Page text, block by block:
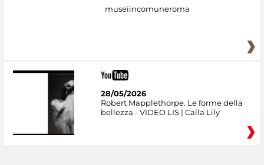
museiincomuneroma
28/05/2026
Robert Mapplethorpe. Le forme della
bellezza - VIDEO LIS | Calla Lily